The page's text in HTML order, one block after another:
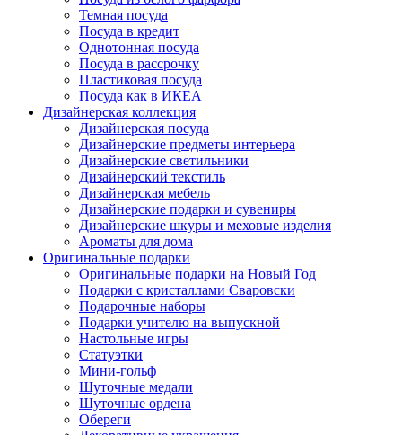
Темная посуда
Посуда в кредит
Однотонная посуда
Посуда в рассрочку
Пластиковая посуда
Посуда как в ИКЕА
Дизайнерская коллекция
Дизайнерская посуда
Дизайнерские предметы интерьера
Дизайнерские светильники
Дизайнерский текстиль
Дизайнерская мебель
Дизайнерские подарки и сувениры
Дизайнерские шкуры и меховые изделия
Ароматы для дома
Оригинальные подарки
Оригинальные подарки на Новый Год
Подарки с кристаллами Сваровски
Подарочные наборы
Подарки учителю на выпускной
Настольные игры
Статуэтки
Мини-гольф
Шуточные медали
Шуточные ордена
Обереги